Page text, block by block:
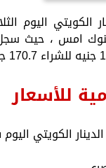
امس ، حيث
للأسعار
الكويتي